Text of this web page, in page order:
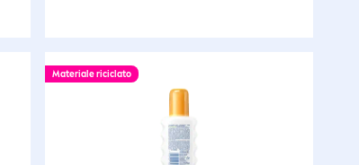
Materiale riciclato